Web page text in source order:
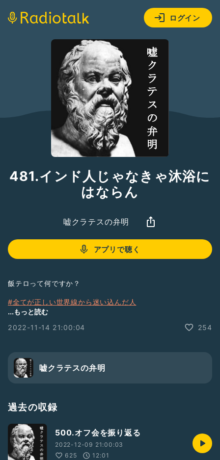
ログイン
481.インド人じゃなきゃ沐浴に
はならん
嘘クラテスの弁明
アプリで聴く
飯テロって何ですか？
#全てが正しい世界線から迷い込んだ人
#嘘クラテス
#飯テロ
...もっと読む
2022-11-14 21:00:04
254
嘘クラテスの弁明
過去の収録
500.オフ会を振り返る
2022-12-09 21:00:03
625
12:01